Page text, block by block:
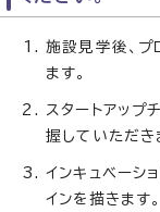
施設見学後、プ
ます。
スタートアップ
握していただき
インキュベーシ
インを描きます。